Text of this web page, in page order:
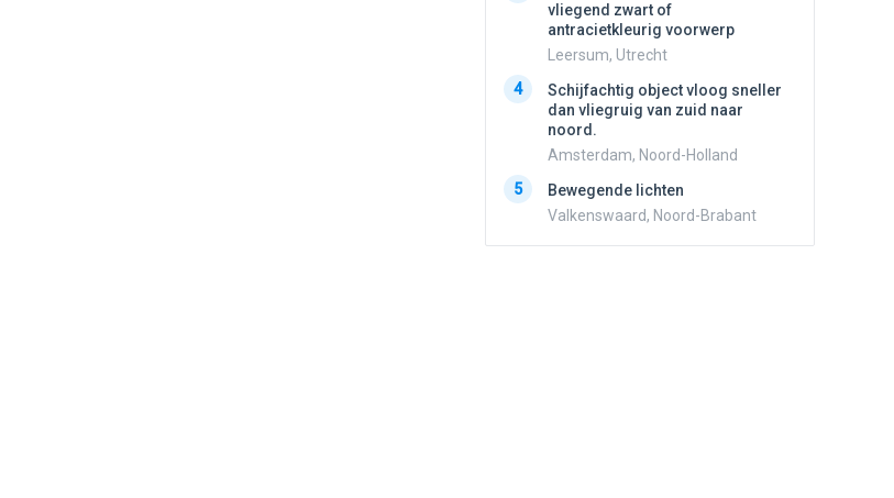
vliegend zwart of
antracietkleurig voorwerp
Leersum, Utrecht
4
Schijfachtig object vloog sneller
dan vliegruig van zuid naar
noord.
Amsterdam, Noord-Holland
5
Bewegende lichten
Valkenswaard, Noord-Brabant